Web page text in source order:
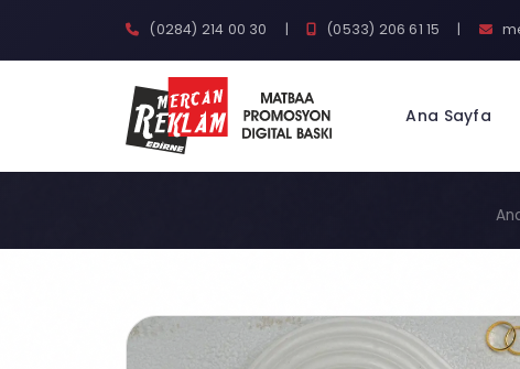
(0284) 214 00 30 | (0533) 206 61 15 |
Ana Sayfa